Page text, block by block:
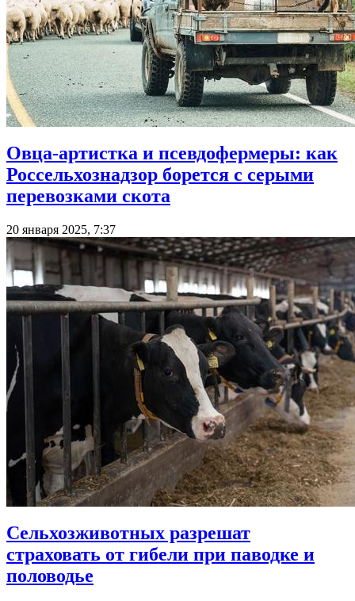
Овца-артистка и псевдофермеры: как
Россельхознадзор борется с серыми
перевозками скота
20 января 2025, 7:37
Сельхозживотных разрешат
страховать от гибели при паводке и
половодье